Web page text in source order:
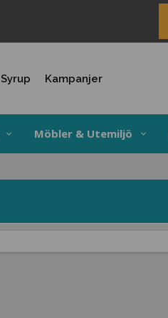
Syrup Kampanjer
Möbler & Utemiljö